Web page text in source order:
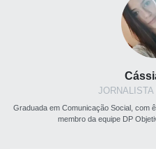
Graduada em Comunicação Social, com
membro da equipe DP